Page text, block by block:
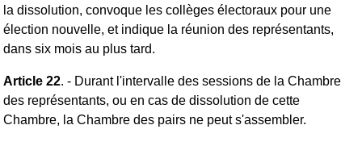
la dissolution, convoque les collèges électoraux pour une
élection nouvelle, et indique la réunion des représentants,
dans six mois au plus tard.
Article 22. - Durant l'intervalle des sessions de la Chambre
des représentants, ou en cas de dissolution de cette
Chambre, la Chambre des pairs ne peut s'assembler.